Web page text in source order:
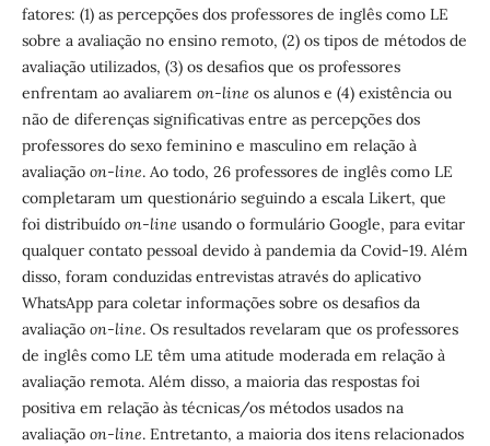
fatores: (1) as percepções dos professores de inglês como LE
sobre a avaliação no ensino remoto, (2) os tipos de métodos de
avaliação utilizados, (3) os desafios que os professores
enfrentam ao avaliarem on-line os alunos e (4) existência ou
não de diferenças significativas entre as percepções dos
professores do sexo feminino e masculino em relação à
avaliação on-line. Ao todo, 26 professores de inglês como LE
completaram um questionário seguindo a escala Likert, que
foi distribuído on-line usando o formulário Google, para evitar
qualquer contato pessoal devido à pandemia da Covid-19. Além
disso, foram conduzidas entrevistas através do aplicativo
WhatsApp para coletar informações sobre os desafios da
avaliação on-line. Os resultados revelaram que os professores
de inglês como LE têm uma atitude moderada em relação à
avaliação remota. Além disso, a maioria das respostas foi
positiva em relação às técnicas/os métodos usados na
avaliação on-line. Entretanto, a maioria dos itens relacionados